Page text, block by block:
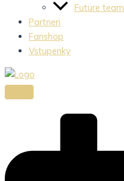
Future team
Partneri
Fanshop
Vstupenky